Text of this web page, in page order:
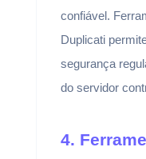
confiável.
Duplicati
segurança
do servidor
4.